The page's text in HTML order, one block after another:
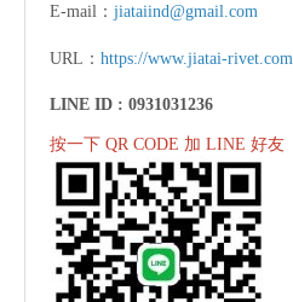
E-mail： jiataiind@gmail.com
URL： https://www.jiatai-rivet.com
LINE ID : 0931031236
按一下 QR CODE 加 LINE 好友